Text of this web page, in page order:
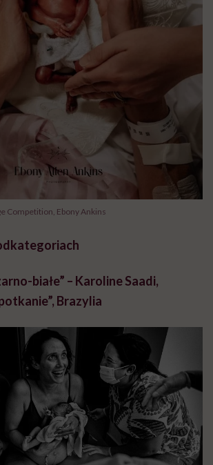
Competition, Ebony Ankins
białe” – Karoline Saadi,
Brazylia